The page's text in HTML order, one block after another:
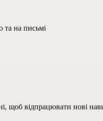
та на письмі
щоб відпрацювати нові